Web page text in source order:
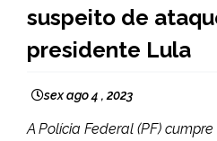
suspeito de
presidente Lula
sex ago 4 , 2023
A Polícia Federal (PF)